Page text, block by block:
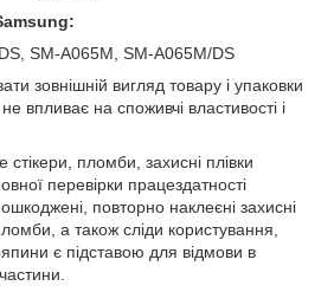
SM-A065M, SM-A065M/DS
зовнішній вигляд товару і упаковки
впливає на споживчі властивості і
пломби, захисні плівки
перевірки працездатності
повторно наклеєні захисні
а також сліди користування,
є підставою для відмови в